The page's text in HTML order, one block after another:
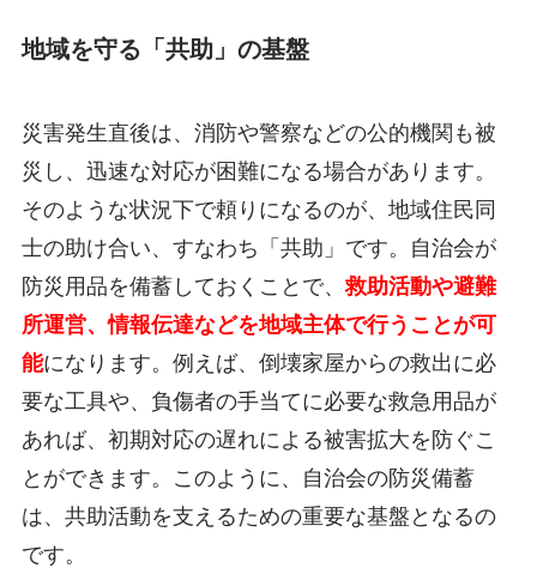
地域を守る「共助」の基盤
災害発生直後は、消防や警察などの公的機関も被
災し、迅速な対応が困難になる場合があります。
そのような状況下で頼りになるのが、地域住民同
士の助け合い、すなわち「共助」です。自治会が
防災用品を備蓄しておくことで、救助活動や避難
所運営、情報伝達などを地域主体で行うことが可
能になります。例えば、倒壊家屋からの救出に必
要な工具や、負傷者の手当てに必要な救急用品が
あれば、初期対応の遅れによる被害拡大を防ぐこ
とができます。このように、自治会の防災備蓄
は、共助活動を支えるための重要な基盤となるの
です。